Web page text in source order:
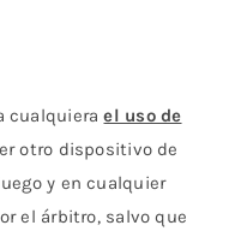
el uso de
otro dispositivo de
y en cualquier
el árbitro, salvo que